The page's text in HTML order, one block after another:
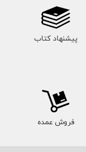
پیشنهاد کتاب
فروش عمده